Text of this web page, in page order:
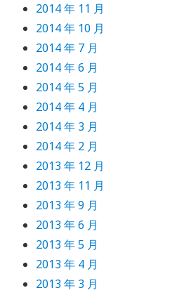
2014 年 11 月
2014 年 10 月
2014 年 7 月
2014 年 6 月
2014 年 5 月
2014 年 4 月
2014 年 3 月
2014 年 2 月
2013 年 12 月
2013 年 11 月
2013 年 9 月
2013 年 6 月
2013 年 5 月
2013 年 4 月
2013 年 3 月